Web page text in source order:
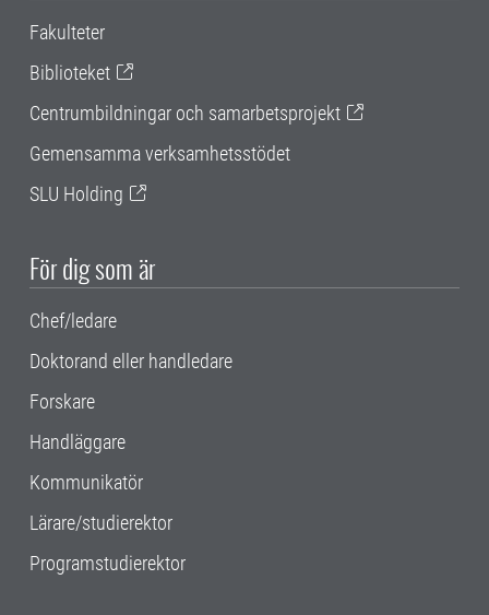
Fakulteter
Biblioteket
Centrumbildningar och samarbetsprojekt
Gemensamma verksamhetsstödet
SLU Holding
För dig som är
Chef/ledare
Doktorand eller handledare
Forskare
Handläggare
Kommunikatör
Lärare/studierektor
Programstudierektor